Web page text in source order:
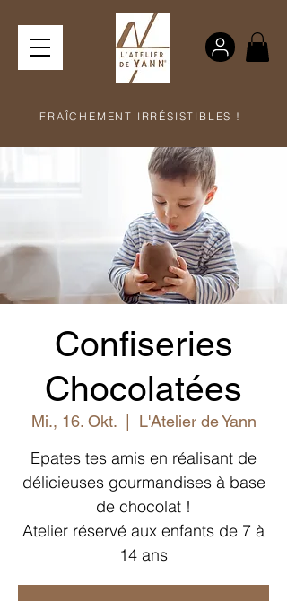
FRAÎCHEMENT IRRÉSISTIBLES !
Confiseries
Chocolatées
Mi., 16. Okt.
  |
L'Atelier de Yann
Epates tes amis en réalisant de
délicieuses gourmandises à base
de chocolat !
Atelier réservé aux enfants de 7 à
14 ans